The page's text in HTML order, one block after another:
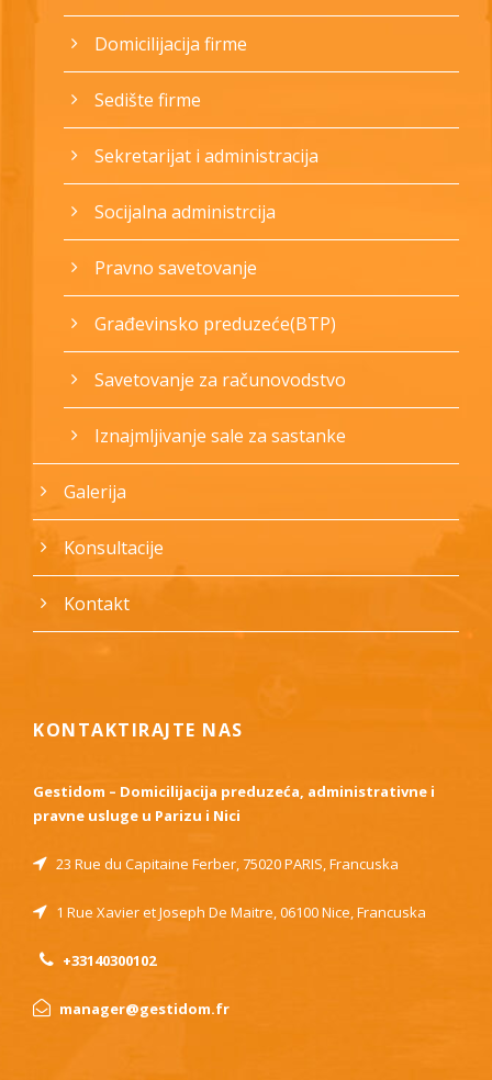
Domicilijacija firme
Sedište firme
Sekretarijat i administracija
Socijalna administrcija
Pravno savetovanje
Građevinsko preduzeće(BTP)
Savetovanje za računovodstvo
Iznajmljivanje sale za sastanke
Galerija
Konsultacije
Kontakt
KONTAKTIRAJTE NAS
Gestidom – Domicilijacija preduzeća, administrativne i
pravne usluge u Parizu i Nici
23 Rue du Capitaine Ferber, 75020 PARIS, Francuska
1 Rue Xavier et Joseph De Maitre, 06100 Nice, Francuska
+33140300102
manager@gestidom.fr